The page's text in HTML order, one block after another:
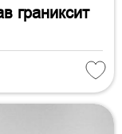
граниксит